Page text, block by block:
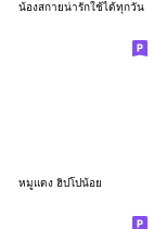
น้องสกายน่ารักใช้ได้ทุกวัน
หมูแดง ฮิปโปน้อย